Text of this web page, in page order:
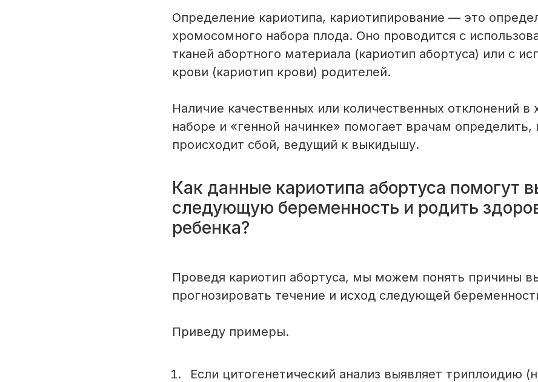
Определение кариотипа, кариотипирование — это
хромосомного набора плода. Оно проводится с
тканей абортного материала (кариотип абортуса) или с
крови (кариотип крови) родителей.
Наличие качественных или количественных отклонений
наборе и «генной начинке» помогает врачам определить,
происходит сбой, ведущий к выкидышу.
Как данные кариотипа абортуса помогут
следующую беременность и родить
ребенка?
Проведя кариотип абортуса, мы можем понять причины
прогнозировать течение и исход следующей
Приведу примеры.
Если цитогенетический анализ выявляет триплоидию